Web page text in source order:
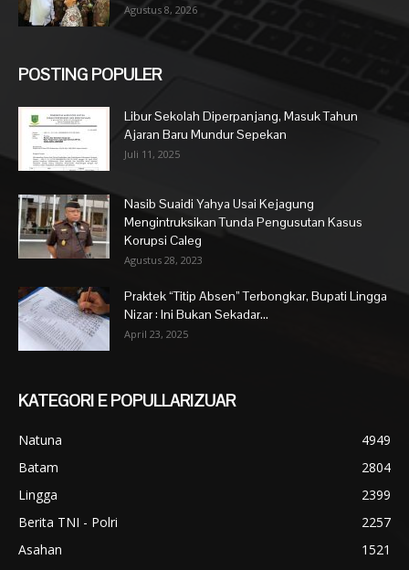
Agustus 8, 2026
POSTING POPULER
Libur Sekolah Diperpanjang, Masuk Tahun
Ajaran Baru Mundur Sepekan
Juli 11, 2025
Nasib Suaidi Yahya Usai Kejagung
Mengintruksikan Tunda Pengusutan Kasus
Korupsi Caleg
Agustus 28, 2023
Praktek “Titip Absen” Terbongkar, Bupati Lingga
Nizar : Ini Bukan Sekadar...
April 23, 2025
KATEGORI E POPULLARIZUAR
Natuna
4949
Batam
2804
Lingga
2399
Berita TNI - Polri
2257
Asahan
1521